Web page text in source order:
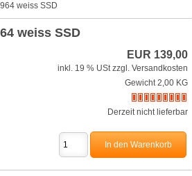
weiss SSD
weiss SSD
EUR 139,00
inkl. 19 % UStzzgl. Versandkosten
Gewicht 2,00 KG
Derzeit nicht lieferbar